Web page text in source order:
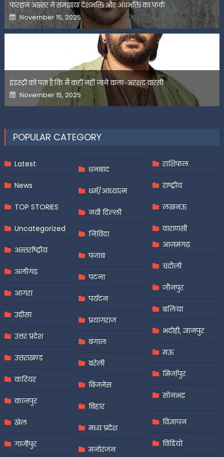
फरहान अख्तर ने समझाया देशभक्ति और अंधभक्ति का फर्क
Posted
on
November 15, 2025
इंडस्ट्री को पता है कि मैं कहीं नहीं जाने वाला-अरशद वारसी
Posted
on
November 15, 2025
POPULAR CATEGORY
Latest
News
TOP STORIES
Uncategorized
अन्तर्राष्ट्रीय
अलीगढ़
आगरा
उड़ीसा
उत्तर प्रदेश
उत्तराखण्ड
करियर
कानपुर
खेल
गाजीपुर
धनबाद
धर्म/आध्यात्म
नयी दिल्ली
निविदा
पंजाब
पटना
पर्यटन
प्रयागराज
बंगाल
बरेली
बिजनेस
बिहार
मध्य प्रदेश
मनोरंजन
राशिफल
राष्ट्रीय
लखनऊ
वाराणसी
आज़मगढ़
चंदौली
जौनपुर
बलिया
भदोही, ज्ञानपुर
मऊ
मिर्जापुर
सोनभद्र
विज्ञापन
विडियो